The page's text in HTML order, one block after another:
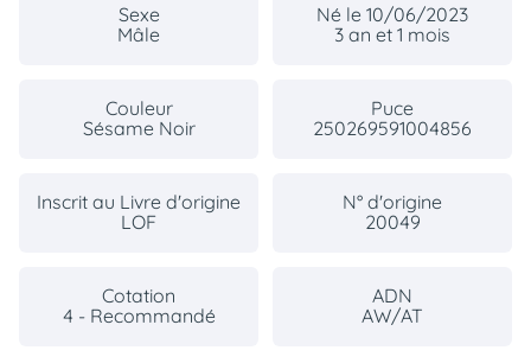
Sexe
Mâle
Né le 10/06/2023
3 an et 1 mois
Couleur
Sésame Noir
Puce
250269591004856
Inscrit au Livre d'origine
LOF
N° d'origine
20049
Cotation
4 - Recommandé
ADN
AW/AT